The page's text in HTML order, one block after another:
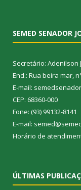
SEMED SENADOR
Secretário: Adenilson
End.: Rua beira mar,
E-mail:
CEP: 68360-000
Fone: (93) 99132-8141
E-mail:
Horário de
ÚLTIMAS